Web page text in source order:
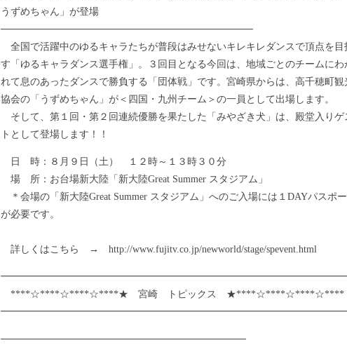
うずめちゃん」が登場
────────────────────────────────────
全国で活躍中のゆるキャラたちが普段はみせないキレキレダンスで頂点を目
す「ゆるキャラダンス選手権」。３回目となる今回は、地域ごとのチームにわ
れて息のあったダンスで勝負する「団体戦」です。宮崎県からは、高千穂町観
協会の「うずめちゃん」が＜四国・九州チーム＞の一員として出場します。
そして、第１回・第２回連続優勝を果たした「みやざき犬」は、殿堂入りゲ
トとして登場します！！
日 時：８月９日（土） １２時～１３時３０分
場 所：お台場新大陸「新大陸Great Summer スタジアム」
＊会場の「新大陸Great Summer スタジアム」へのご入場には１DAYパスポー
が必要です。
詳しくはこちら → http://www.fujitv.co.jp/newworld/stage/spevent.html
****☆****☆****☆****★ 宮崎 トピックス
───────────────────────────────────